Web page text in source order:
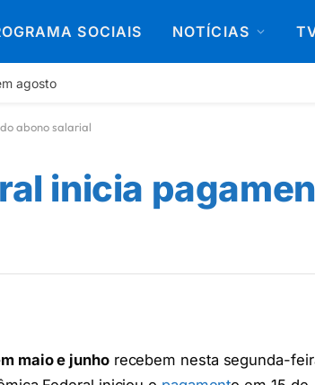
SOCIAIS NOTÍCIAS
agosto
abono salarial
inicia
maio e junhorecebem nesta segunda-